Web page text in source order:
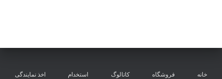
خانه فروشگاه کاتالوگ استخدام اخذ نمایندگی